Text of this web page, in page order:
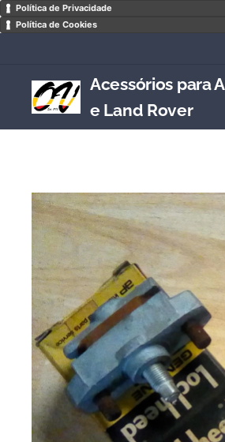
Política de Privacidade
Política de Cookies
Acessórios para
e Land Rover